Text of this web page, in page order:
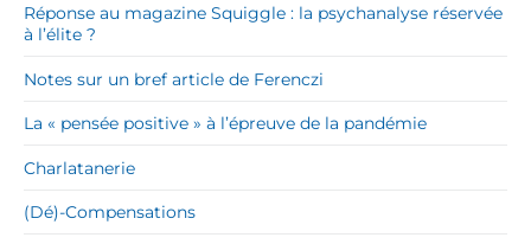
Réponse au magazine Squiggle : la psychanalyse réservée
à l’élite ?
Notes sur un bref article de Ferenczi
La « pensée positive » à l’épreuve de la pandémie
Charlatanerie
(Dé)-Compensations